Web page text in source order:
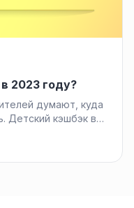
2023 году?
думают, куда
Детский кэшбэк в